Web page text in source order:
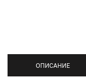
ОПИСАНИЕ